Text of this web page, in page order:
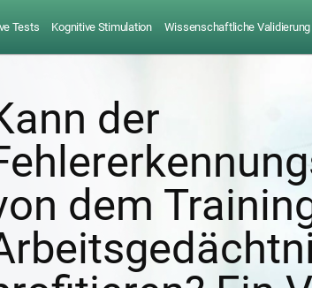
Tests Kognitive Stimulation Wissenschaftliche Validierung
der
dem